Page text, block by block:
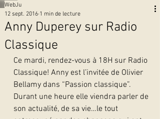
Découvrir les saisons
Anny Duperey sur Radio
Classique
WebJu
12 sept. 2016 1 min de lecture
Ce mardi, rendez-vous à 18H sur Radio
Classique! Anny est l’invitée de Olivier
Bellamy dans “Passion classique”.
Durant une heure elle viendra parler de
son actualité, de sa vie…le tout